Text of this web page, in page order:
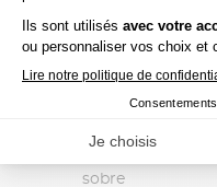
Ces nuances
intéressantes pour la
permettent :
De moderniser
sobre